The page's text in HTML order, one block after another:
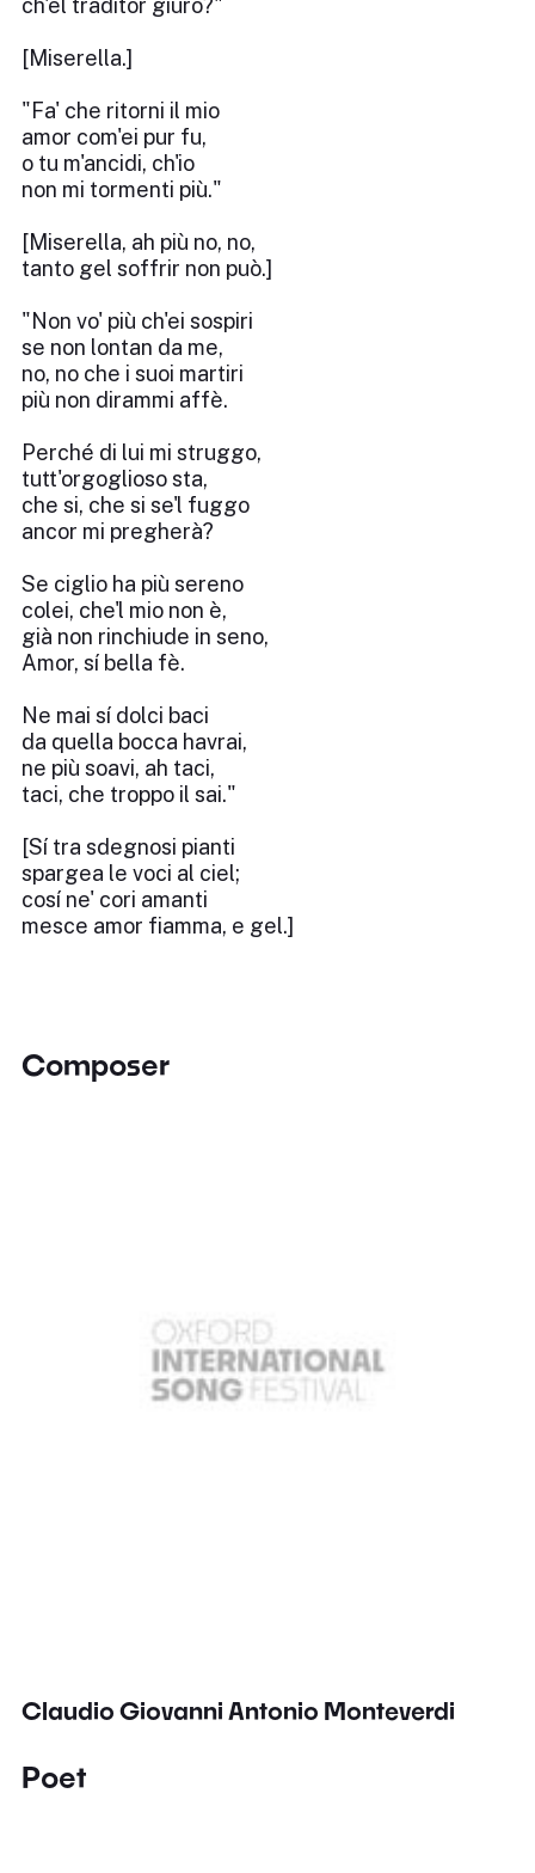
ch'el traditor giurò?"
[Miserella.]
"Fa' che ritorni il mio
amor com'ei pur fu,
o tu m'ancidi, ch'io
non mi tormenti più."
[Miserella, ah più no, no,
tanto gel soffrir non può.]
"Non vo' più ch'ei sospiri
se non lontan da me,
no, no che i suoi martiri
più non dirammi affè.
Perché di lui mi struggo,
tutt'orgoglioso sta,
che si, che si se'l fuggo
ancor mi pregherà?
Se ciglio ha più sereno
colei, che'l mio non è,
già non rinchiude in seno,
Amor, sí bella fè.
Ne mai sí dolci baci
da quella bocca havrai,
ne più soavi, ah taci,
taci, che troppo il sai."
[Sí tra sdegnosi pianti
spargea le voci al ciel;
cosí ne' cori amanti
mesce amor fiamma, e gel.]
Composer
Claudio Giovanni Antonio Monteverdi
Poet